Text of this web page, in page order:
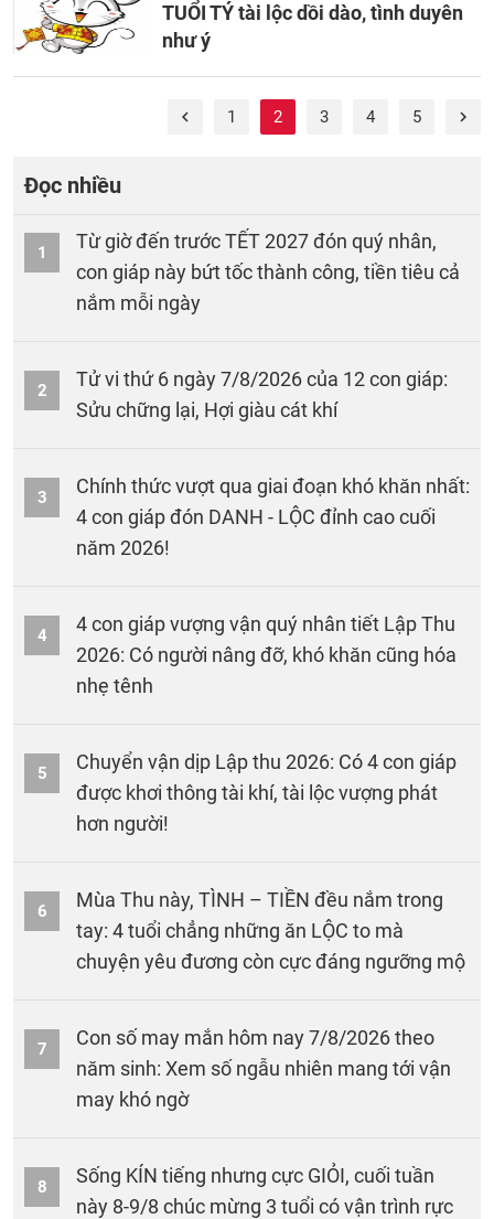
TUỔI TÝ tài lộc dồi dào, tình duyên
như ý
1 2 3 4 5
Đọc nhiều
1
Từ giờ đến trước TẾT 2027 đón quý nhân,
con giáp này bứt tốc thành công, tiền tiêu cả
nắm mỗi ngày
2
Tử vi thứ 6 ngày 7/8/2026 của 12 con giáp:
Sửu chững lại, Hợi giàu cát khí
3
Chính thức vượt qua giai đoạn khó khăn nhất:
4 con giáp đón DANH - LỘC đỉnh cao cuối
năm 2026!
4
4 con giáp vượng vận quý nhân tiết Lập Thu
2026: Có người nâng đỡ, khó khăn cũng hóa
nhẹ tênh
5
Chuyển vận dịp Lập thu 2026: Có 4 con giáp
được khơi thông tài khí, tài lộc vượng phát
hơn người!
6
Mùa Thu này, TÌNH – TIỀN đều nắm trong
tay: 4 tuổi chẳng những ăn LỘC to mà
chuyện yêu đương còn cực đáng ngưỡng mộ
7
Con số may mắn hôm nay 7/8/2026 theo
năm sinh: Xem số ngẫu nhiên mang tới vận
may khó ngờ
8
Sống KÍN tiếng nhưng cực GIỎI, cuối tuần
này 8-9/8 chúc mừng 3 tuổi có vận trình rực